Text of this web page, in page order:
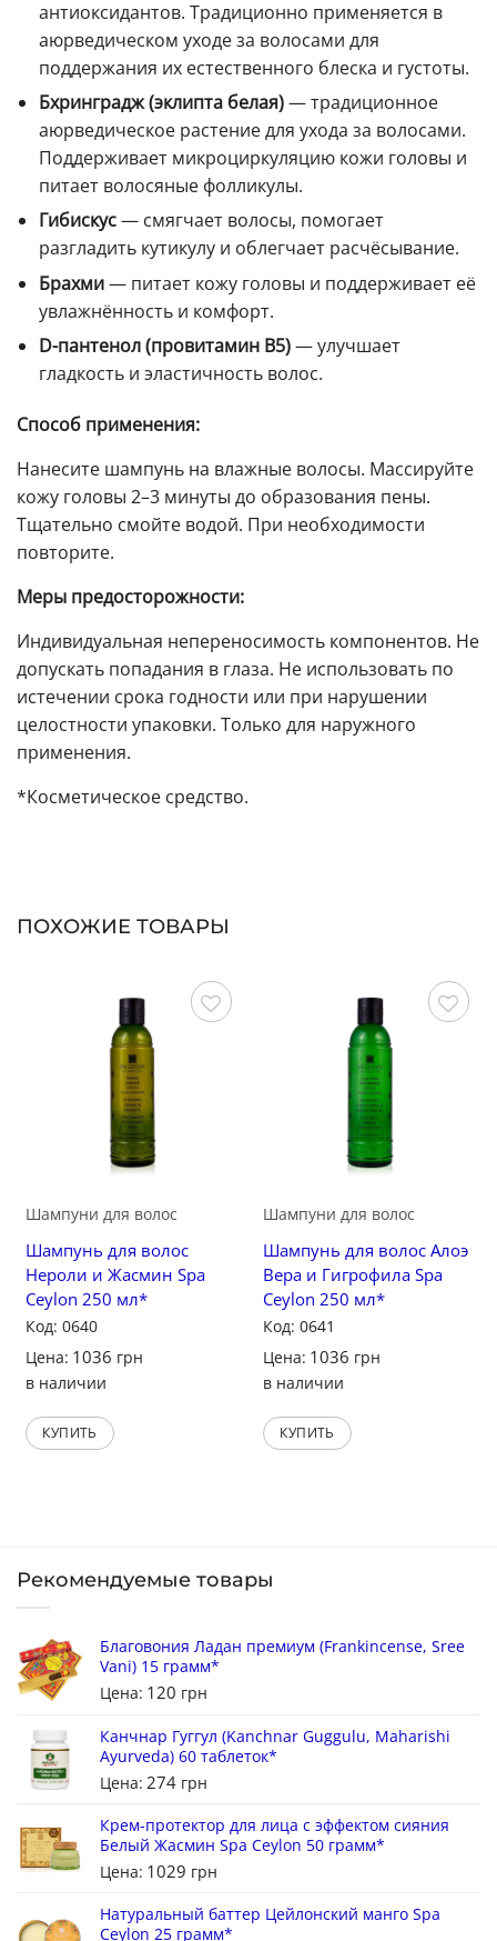
антиоксидантов. Традиционно применяется в
аюрведическом уходе за волосами для
поддержания их естественного блеска и густоты.
Бхринградж (эклипта белая)— традиционное
аюрведическое растение для ухода за волосами.
Поддерживает микроциркуляцию кожи головы и
питает волосяные фолликулы.
Гибискус— смягчает волосы, помогает
разгладить кутикулу и облегчает расчёсывание.
Брахми— питает кожу головы и поддерживает её
увлажнённость и комфорт.
D-пантенол (провитамин B5)— улучшает
гладкость и эластичность волос.
Способ применения:
Нанесите шампунь на влажные волосы. Массируйте
кожу головы 2–3 минуты до образования пены.
Тщательно смойте водой. При необходимости
повторите.
Меры предосторожности:
Индивидуальная непереносимость компонентов. Не
допускать попадания в глаза. Не использовать по
истечении срока годности или при нарушении
целостности упаковки. Только для наружного
применения.
*Косметическое средство.
ПОХОЖИЕ ТОВАРЫ
Сохранить
Шампуни для волос
Шампунь для волос
Нероли и Жасмин Spa
Ceylon 250 мл*
Код: 0640
Цена: 1036 грн
в наличии
КУПИТЬ
Сохранить
Шампуни для волос
Шампунь для волос Алоэ
Вера и Гигрофила Spa
Ceylon 250 мл*
Код: 0641
Цена: 1036 грн
в наличии
КУПИТЬ
Рекомендуемые товары
Благовония Ладан премиум (Frankincense, Sree
Vani) 15 грамм*
Цена: 120 грн
Канчнар Гуггул (Kanchnar Guggulu, Maharishi
Ayurveda) 60 таблеток*
Цена: 274 грн
Крем-протектор для лица с эффектом сияния
Белый Жасмин Spa Ceylon 50 грамм*
Цена: 1029 грн
Натуральный баттер Цейлонский манго Spa
Ceylon 25 грамм*